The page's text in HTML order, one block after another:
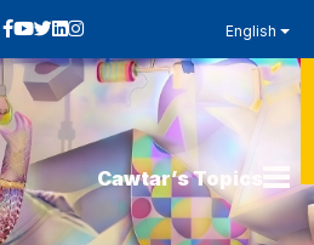
English
Cawtar’s Topics